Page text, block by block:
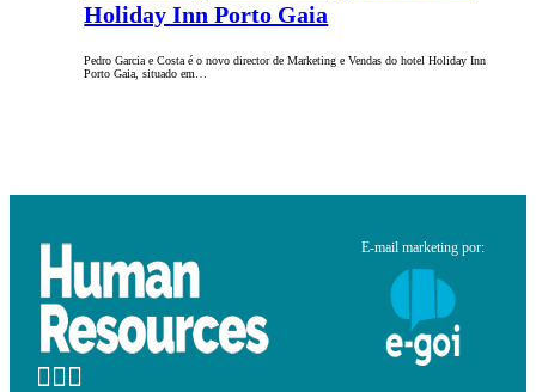
Holiday Inn Porto Gaia
Pedro Garcia e Costa é o novo director de Marketing e Vendas do hotel Holiday Inn
Porto Gaia, situado em…
E-mail marketing por: